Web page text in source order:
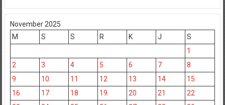
November 2025
M
S S R K J
S
1
2
3 4 5 6 7
8
9
10 11 12 13 14
15
16
17 18 19 20 21
22